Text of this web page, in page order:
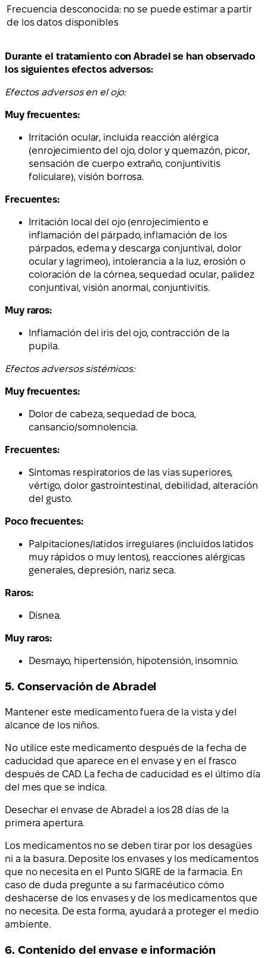
Frecuencia desconocida: no se puede estimar a partir
de los datos disponibles
Durante el tratamiento con Abradel se han observado
los siguientes efectos adversos:
Efectos adversos en el ojo:
Muy frecuentes:
Irritación ocular, incluida reacción alérgica
(enrojecimiento del ojo, dolor y quemazón, picor,
sensación de cuerpo extraño, conjuntivitis
foliculare), visión borrosa.
Frecuentes:
Irritación local del ojo (enrojecimiento e
inflamación del párpado, inflamación de los
párpados, edema y descarga conjuntival, dolor
ocular y lagrimeo), intolerancia a la luz, erosión o
coloración de la córnea, sequedad ocular, palidez
conjuntival, visión anormal, conjuntivitis.
Muy raros:
Inflamación del iris del ojo, contracción de la
pupila.
Efectos adversos sistémicos:
Muy frecuentes:
Dolor de cabeza, sequedad de boca,
cansancio/somnolencia.
Frecuentes:
Síntomas respiratorios de las vías superiores,
vértigo, dolor gastrointestinal, debilidad, alteración
del gusto.
Poco frecuentes:
Palpitaciones/latidos irregulares (incluidos latidos
muy rápidos o muy lentos), reacciones alérgicas
generales, depresión, nariz seca.
Raros:
Disnea.
Muy raros:
Desmayo, hipertensión, hipotensión, insomnio.
5. Conservación de Abradel
Mantener este medicamento fuera de la vista y del
alcance de los niños.
No utilice este medicamento después de la fecha de
caducidad que aparece en el envase y en el frasco
después de CAD. La fecha de caducidad es el último día
del mes que se indica.
Desechar el envase de Abradel a los 28 días de la
primera apertura.
Los medicamentos no se deben tirar por los desagües
ni a la basura. Deposite los envases y los medicamentos
que no necesita en el Punto SIGRE de la farmacia. En
caso de duda pregunte a su farmacéutico cómo
deshacerse de los envases y de los medicamentos que
no necesita. De esta forma, ayudará a proteger el medio
ambiente.
6. Contenido del envase e información